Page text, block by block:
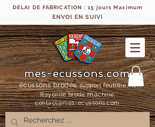
DELAI DE FABRICATION : 15 jours Maximum
ENVOI EN SUIVI
mes-ecussons.com
écussons brodés support feutrine, fil
Rayonne brodémachine
contact@mes-ecussons.com